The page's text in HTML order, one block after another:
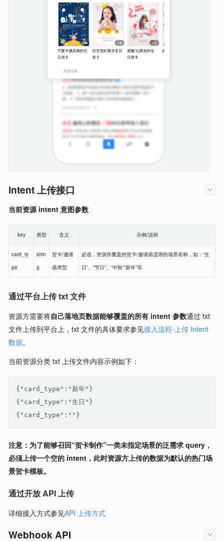
intent 上传接口
当前资源 intent 意图参数
key 类型 含义 示例/说明
card_ty
pe
strin
g
贺卡/邀请
函类型
必选，资源所覆盖的贺卡/邀请函适用的场景名称，如：“生
日”、“节日”、“中秋”“新年”等
通过平台上传 txt 文件
资源方需要将自己落地页数据能够覆盖的所有 intent 参数通过 txt
文件上传到平台上，txt 文件的具体要求参见接入流程-上传 Intent
数据。
当前资源分类 txt 上传文件内容示例如下：
{"card_type":"新年"}
{"card_type":"生日"}
{"card_type":""}
注意：为了能够召回“贺卡制作”一类未指定场景的泛需求 query，
必须上传一个空的 intent，此时资源方上传的数据为默认的热门场
景贺卡模板。
通过开放 API 上传
详细接入方式参见API 上传方式
Webhook API